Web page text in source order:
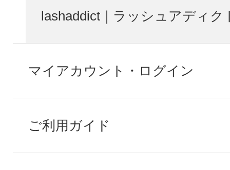
lashaddict｜ラッシュアディク
マイアカウント・ログイン
ご利用ガイド